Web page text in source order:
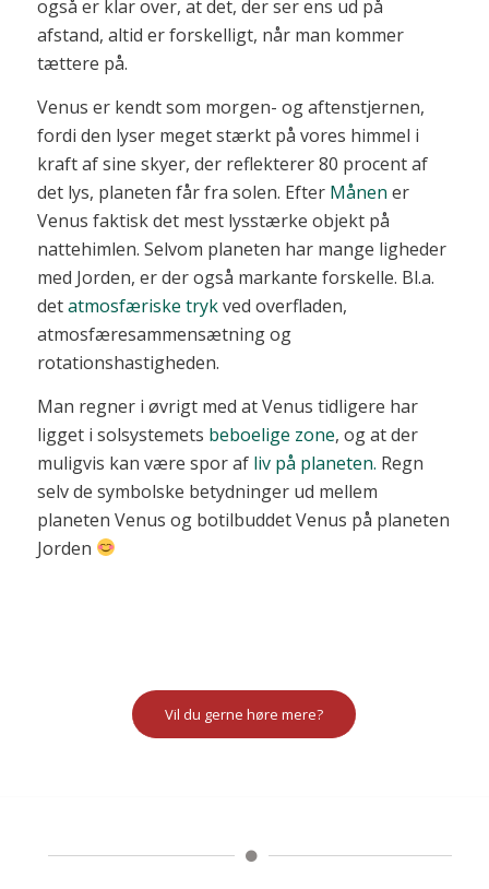
også er klar over, at det, der ser ens ud på
afstand, altid er forskelligt, når man kommer
tættere på.
Venus er kendt som morgen- og aftenstjernen,
fordi den lyser meget stærkt på vores himmel i
kraft af sine skyer, der reflekterer 80 procent af
det lys, planeten får fra solen. Efter Månen er
Venus faktisk det mest lysstærke objekt på
nattehimlen. Selvom planeten har mange ligheder
med Jorden, er der også markante forskelle. Bl.a.
detatmosfæriske trykved overfladen,
atmosfæresammensætning og
rotationshastigheden.
Man regner i øvrigt med at Venus tidligere har
ligget i solsystemets beboelige zone, og at der
muligvis kan være spor af liv på planeten. Regn
selv de symbolske betydninger ud mellem
planeten Venus og botilbuddet Venus på planeten
Jorden
Vil du gerne høre mere?